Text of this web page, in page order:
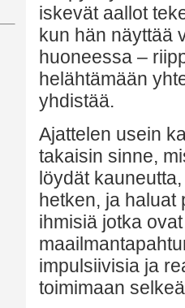
iskevät aallot
kun hän näyttää
huoneessa –
helähtämään
yhdistää.
Ajattelen usein
takaisin sinne,
löydät
hetken, ja haluat
ihmisiä jotka
impulsiivisia ja
toimimaan